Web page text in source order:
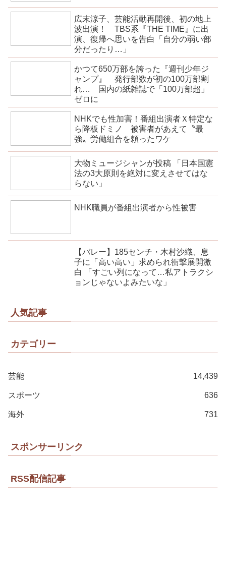
広末涼子、芸能活動再開後、初の地上
波出演！ TBS系『THE TIME』に出
演、復帰へ思いを告白「自分の弱い部
分だったり…」
かつて650万部を誇った『週刊少年ジ
ャンプ』 発行部数が初の100万部割
れ… 国内の紙雑誌で「100万部超」
ゼロに
NHKでも性加害！番組出演者Ｘ特定な
ら降板ドミノ 被害者があえて〝最
強〟労働組合を頼ったワケ
大物ミュージシャンが投稿 「日本国憲
法の3大原則を絶対に変えさせてはな
らない」
NHK職員が番組出演者から性被害
【バレー】185センチ・木村沙織、息
子に「高い高い」求められ衝撃展開激
白 「すごい列になって…私アトラクシ
ョンじゃないよみたいな」
人気記事
カテゴリー
芸能 14,439
スポーツ 636
海外 731
スポンサーリンク
RSS配信記事